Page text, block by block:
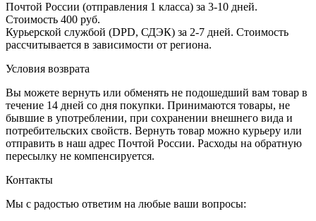
Почтой России (отправления 1 класса) за 3-10 дней.
Стоимость 400 руб.
Курьерской службой (DPD, СДЭК) за 2-7 дней. Стоимость
рассчитывается в зависимости от региона.
Условия возврата
Вы можете вернуть или обменять не подошедший вам товар в
течение 14 дней со дня покупки. Принимаются товары, не
бывшие в употреблении, при сохранении внешнего вида и
потребительских свойств. Вернуть товар можно курьеру или
отправить в наш адрес Почтой России. Расходы на обратную
пересылку не компенсируется.
Контакты
Мы с радостью ответим на любые ваши вопросы: